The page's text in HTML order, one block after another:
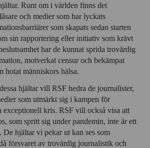
Runt om i världen finns det
och medier som har lyckats
som skapats sedan starten
sin rapportering eller initiativ som krävt
har de kunnat sprida trovärdig
motverkat censur och bekämpat
hotat människors hälsa.
hjältar vill RSF hedra de journalister,
som utmärkt sig i kampen för
exceptionell kris. RSF vill också visa att
som spritt sig under pandemin, inte är ett
hjältar vi pekar ut kan ses som
försvaret av trovärdig journalistik och